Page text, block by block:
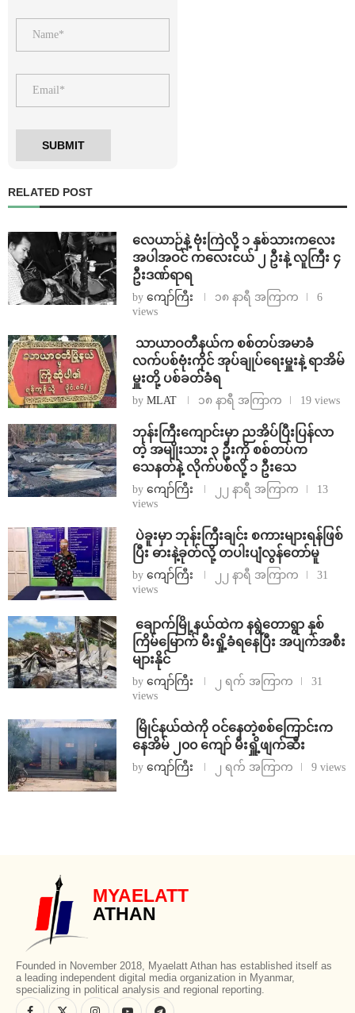
RELATED POST
⁨လေယာဉ်နဲ့ ဗုံးကြဲလို့ ၁ နှစ်သားကလေး
အပါအဝင် ကလေးငယ် ၂ ဦးနဲ့ လူကြီး ၄
ဦးဒဏ်ရာရ
by ကျော်ကြီး ၁၈ နာရီ အကြာက
6
views
⁩ ⁨သာယာဝတီနယ်က စစ်တပ်အမာခံ
လက်ပစ်ဗုံးကိုင် အုပ်ချုပ်ရေးမှူးနဲ့ ရာအိမ်
မှူးတို့ ပစ်ခတ်ခံရ
by MLAT ၁၈ နာရီ အကြာက 19 views
ဘုန်းကြီးကျောင်းမှာ ညအိပ်ပြီးပြန်လာ
တဲ့ အမျိုးသား ၃ ဦးကို စစ်တပ်က
သေနတ်နဲ့ လိုက်ပစ်လို့ ၁ ဦးသေ
by ကျော်ကြီး ၂၂ နာရီ အကြာက
13
views
⁩ ⁨ပဲခူးမှာ ဘုန်းကြီးချင်း စကားများရန်ဖြစ်
ပြီး ဓားနဲ့ခုတ်လို့ တပါးပျံလွန်တော်မူ
by ကျော်ကြီး ၂၂ နာရီ အကြာက
31
views
⁩ ⁨ချောက်မြို့နယ်ထဲက နရွဲတောရွာ နှစ်
ကြိမ်မြောက် မီးရှို့ခံရနေပြီး အပျက်အစီး
များနိုင်
by ကျော်ကြီး ၂ ရက် အကြာက
31
views
⁩ ⁨မြိုင်နယ်ထဲကို ဝင်နေတဲ့စစ်ကြောင်းက
နေအိမ် ၂၀၀ ကျော် မီးရှိူ့ဖျက်ဆီး
by ကျော်ကြီး ၂ ရက် အကြာက 9 views
MYAELATT
ATHAN
Founded in November 2018, Myaelatt Athan has established itself as
a leading independent digital media organization in Myanmar,
specializing in political analysis and regional reporting.